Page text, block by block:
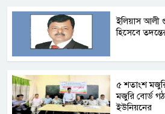
ইলিয়াস আলী
হিসেবে
৫ শতাংশ মজুরি
মজুরি বোর্ড
ইউনিয়নের